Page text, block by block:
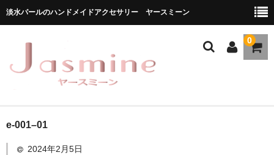
淡水パールのハンドメイドアクセサリー ヤースミーン
0
ホーム
商品一覧
e-001–01
2024年2月5日